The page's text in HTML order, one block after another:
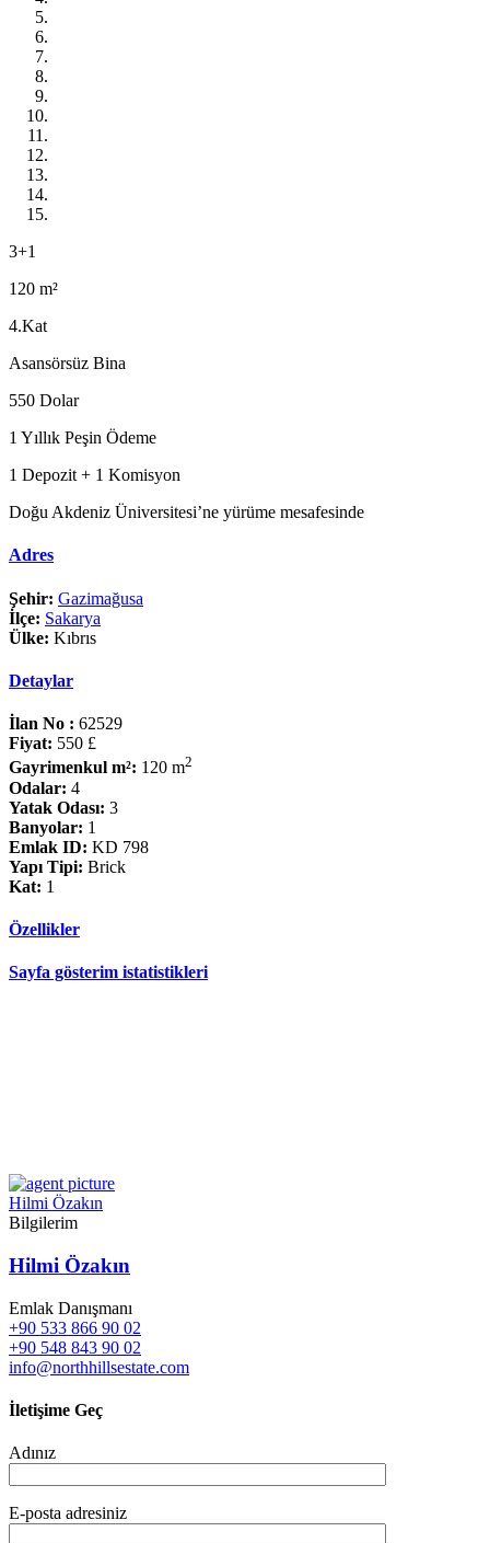
3+1
120 m²
4.Kat
Asansörsüz Bina
550 Dolar
1 Yıllık Peşin Ödeme
1 Depozit + 1 Komisyon
Doğu Akdeniz Üniversitesi’ne yürüme mesafesinde
Adres
Şehir: Gazimağusa
İlçe: Sakarya
Ülke: Kıbrıs
Detaylar
İlan No : 62529
Fiyat: 550 £
Gayrimenkul m²: 120 m2
Odalar: 4
Yatak Odası: 3
Banyolar: 1
Emlak ID: KD 798
Yapı Tipi: Brick
Kat: 1
Özellikler
Sayfa gösterim istatistikleri
Hilmi Özakın
Bilgilerim
Hilmi Özakın
Emlak Danışmanı
+90 533 866 90 02
+90 548 843 90 02
info@northhillsestate.com
İletişime Geç
Adınız
E-posta adresiniz